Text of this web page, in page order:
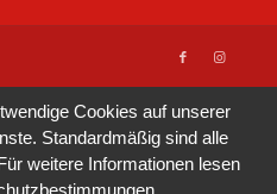
Cookies auf unserer
Standardmäßig sind alle
weitere Informationen lesen
.